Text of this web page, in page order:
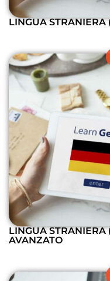
LINGUA STRANIERA
LINGUA STRANIERA
AVANZATO